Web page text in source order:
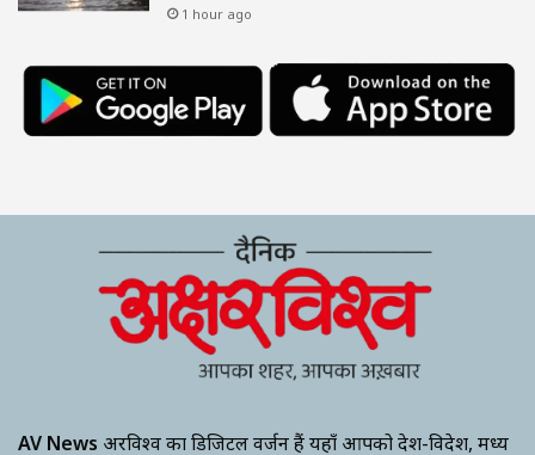
1 hour ago
AV News अक्षरविश्व का डिजिटल वर्जन हैं यहाँ आपको देश-विदेश, मध्य